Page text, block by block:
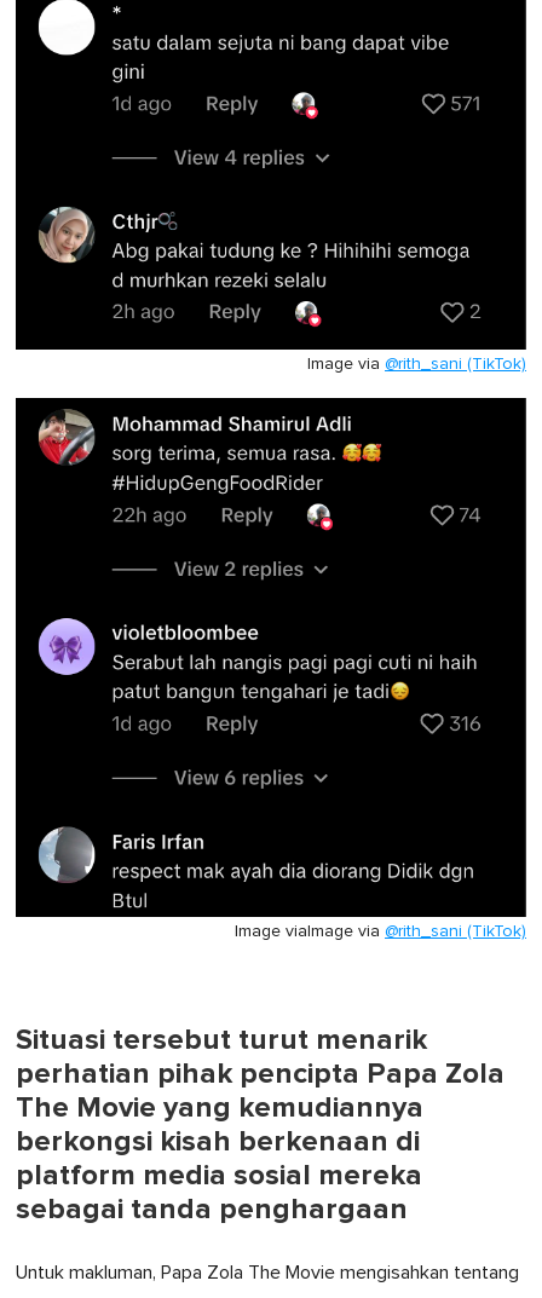
Image via @rith_sani (TikTok)
Image via @rith_sani (TikTok)
Image via
Situasi tersebut turut menarik
perhatian pihak pencipta Papa Zola
The Movie yang kemudiannya
berkongsi kisah berkenaan di
platform media sosial mereka
sebagai tanda penghargaan
Untuk makluman, Papa Zola The Movie mengisahkan tentang